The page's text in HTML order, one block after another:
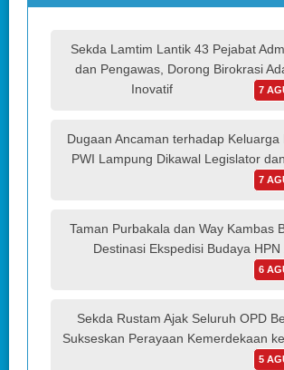
Sekda Lamtim Lantik 43 Pejabat
dan Pengawas, Dorong Birokrasi
Inovatif
7
Dugaan Ancaman terhadap Keluarga
PWI Lampung Dikawal Legislator
7
Taman Purbakala dan Way Kambas
Destinasi Ekspedisi Budaya HPN
6
Sekda Rustam Ajak Seluruh OPD
Sukseskan Perayaan Kemerdekaan
5